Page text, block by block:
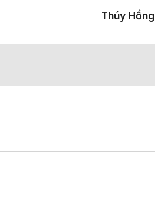
Thúy Hồng